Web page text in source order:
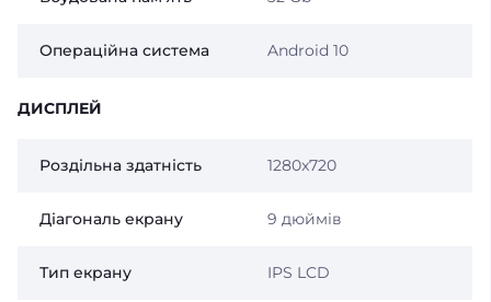
Операційна система Android 10
ДИСПЛЕЙ
Роздільна здатність 1280x720
Діагональ екрану 9 дюймів
Тип екрану IPS LCD